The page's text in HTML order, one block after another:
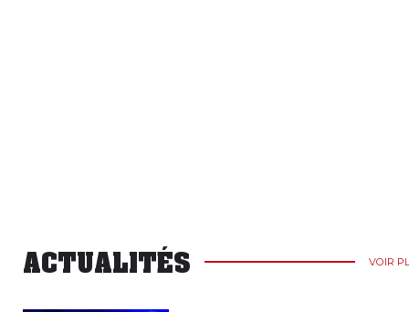
ACTUALITÉS VOIR